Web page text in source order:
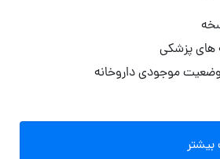
های پزشکی
موجودی داروخانه
بیشتر